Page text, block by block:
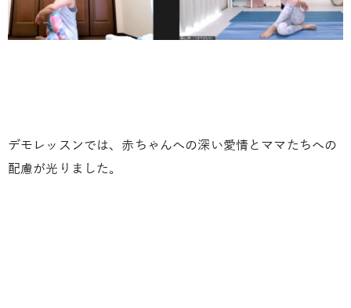
デモレッスンでは、赤ちゃんへの深い愛情とママたちへの
配慮が光りました。